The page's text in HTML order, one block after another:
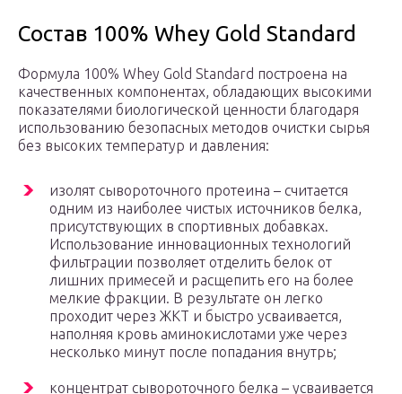
Состав 100% Whey Gold Standard
Формула 100% Whey Gold Standard построена на
качественных компонентах, обладающих высокими
показателями биологической ценности благодаря
использованию безопасных методов очистки сырья
без высоких температур и давления:
изолят сывороточного протеина – считается
одним из наиболее чистых источников белка,
присутствующих в спортивных добавках.
Использование инновационных технологий
фильтрации позволяет отделить белок от
лишних примесей и расщепить его на более
мелкие фракции. В результате он легко
проходит через ЖКТ и быстро усваивается,
наполняя кровь аминокислотами уже через
несколько минут после попадания внутрь;
концентрат сывороточного белка – усваивается